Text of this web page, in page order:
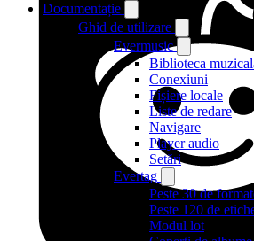
Documentație
Ghid de utilizare
Evermusic
Biblioteca
Conexiuni
Fișiere locale
Liste de redare
Navigare
Player audio
Setări
Evertag
Peste 30 de
Peste 120 de
Modul lot